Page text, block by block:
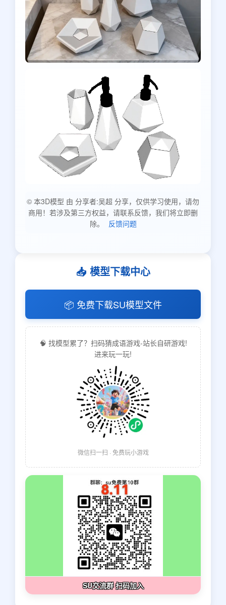
© 本3D模型 由 分享者:吴超 分享，仅供学习使用，请勿
商用！若涉及第三方权益，请联系反馈，我们将立即删
除。
反馈问题
📥 模型下载中心
📦 免费下载SU模型文件
🧠 找模型累了？扫码猜成语游戏-站长自研游戏!
进来玩一玩!
微信扫一扫 · 免费玩小游戏
SU交流群 扫码加入